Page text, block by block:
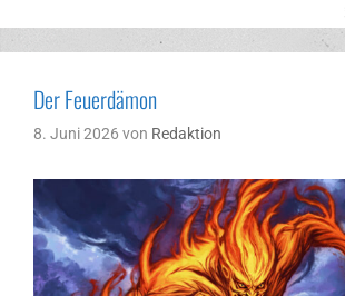
Der Feuerdämon
8. Juni 2026 von Redaktion